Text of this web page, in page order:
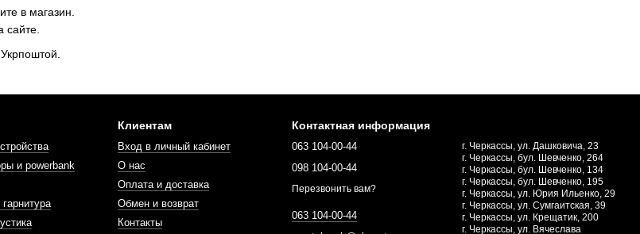
в магазин.
сайте.
и powerbank
Клиентам
Вход в личный кабинет
О нас
Оплата и доставка
Обмен и возврат
Контакты
Контактная информация
063 104-00-44
098 104-00-44
Перезвонить вам?
063 104-00-44
г. Черкассы, ул. Дашковича, 23
г. Черкассы, бул. Шевченко, 264
г. Черкассы, бул. Шевченко, 134
г. Черкассы, бул. Шевченко, 195
г. Черкассы, ул. Юрия Ильенко, 29
г. Черкассы, ул. Сумгаитская, 39
г. Черкассы, ул. Крещатик, 200
г. Черкассы, ул. Вячеслава